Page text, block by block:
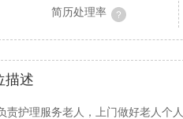
简历处理率
描述
责护理服务老人，上门做好老人个